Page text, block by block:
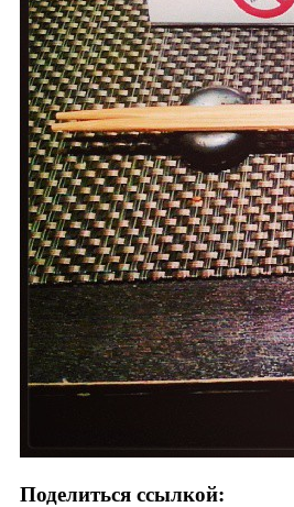
Поделиться ссылкой: